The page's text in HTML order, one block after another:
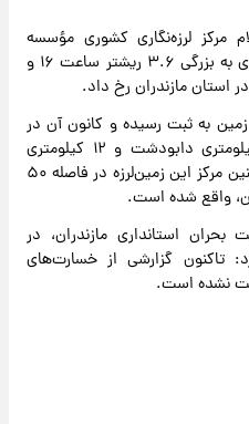
مرکز لرزه‌نگاری کشوری مؤسسه
ژئوفیزیک دانشگاه تهران، زمین‌لرزه‌ای به بزرگی ۳.۶ ریشتر ساعت ۱۶ و
عمق ۱۰ کیلومتری زمین به ثبت رسیده و کانون آن در
فاصله ۱۰ کیلومتری سرخرود، ۱۱ کیلومتری دابودشت و ۱۲ کیلومتری
فریدون‌کنار قرار داشته است. همچنین مرکز این زمین‌لرزه در فاصله ۵۰
واقع شده است.
استانداری مازندران، در
تاکنون گزارشی از خسارت‌های
نشده است.